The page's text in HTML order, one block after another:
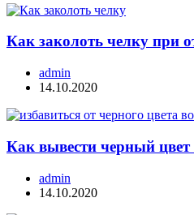
Как заколоть челку при
admin
14.10.2020
Как вывести черный цвет
admin
14.10.2020